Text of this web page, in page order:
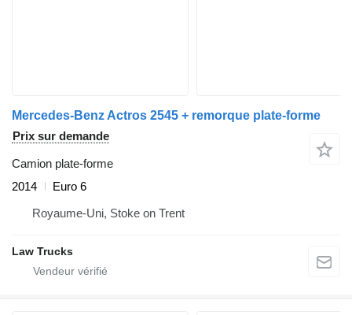
Mercedes-Benz Actros 2545 + remorque plate-forme
Prix sur demande
Camion plate-forme
2014
Euro 6
Royaume-Uni, Stoke on Trent
Law Trucks